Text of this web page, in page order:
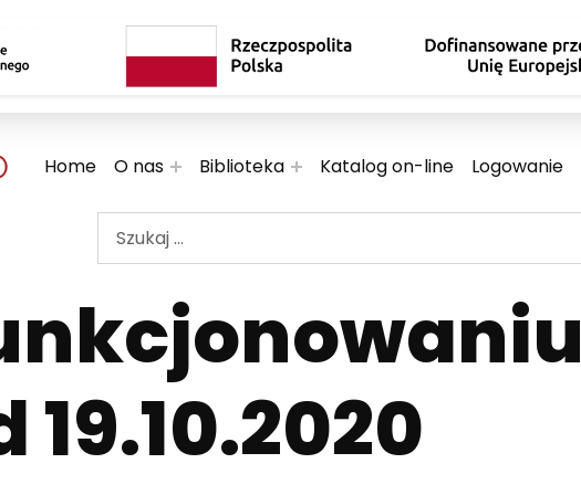
KULTURALNE EKSPLORACJE
Home O nas Biblioteka Katalog on-line Logowanie